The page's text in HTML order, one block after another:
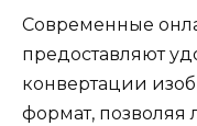
Современные
предоставляют
конвертации
формат, позволяя